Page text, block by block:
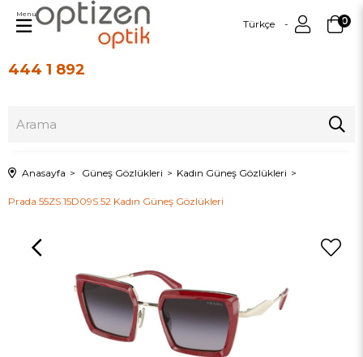
444 1 892
Türkçe 0
Menu
Anasayfa Güneş Gözlükleri Kadın Güneş Gözlükleri
Prada 55ZS 15D09S 52 Kadın Güneş Gözlükleri